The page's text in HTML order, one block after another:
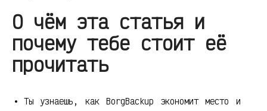
О чём эта статья и
почему тебе стоит её
прочитать
Ты узнаешь, как BorgBackup экономит место и